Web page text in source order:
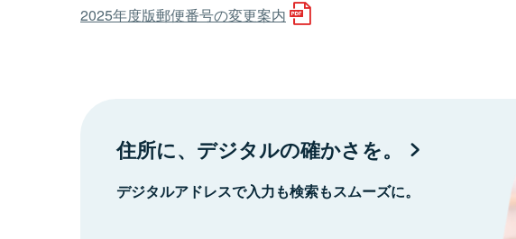
2025年度版郵便番号の変更案内
住所に、デジタルの確かさを。
デジタルアドレスで入力も検索もスムーズに。